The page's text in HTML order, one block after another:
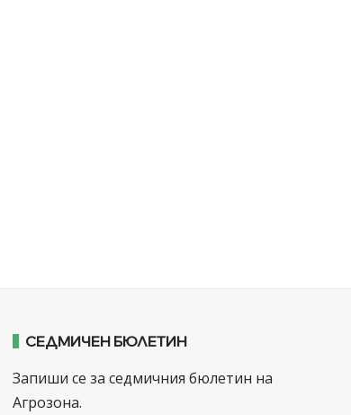
СЕДМИЧЕН БЮЛЕТИН
Запиши се за седмичния бюлетин на
Агрозона.